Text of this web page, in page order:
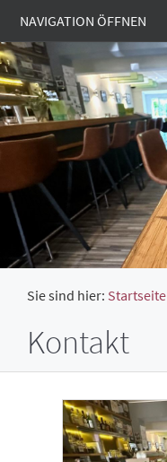
NAVIGATION ÖFFNEN
Sie sind hier: Startseite
Kontakt